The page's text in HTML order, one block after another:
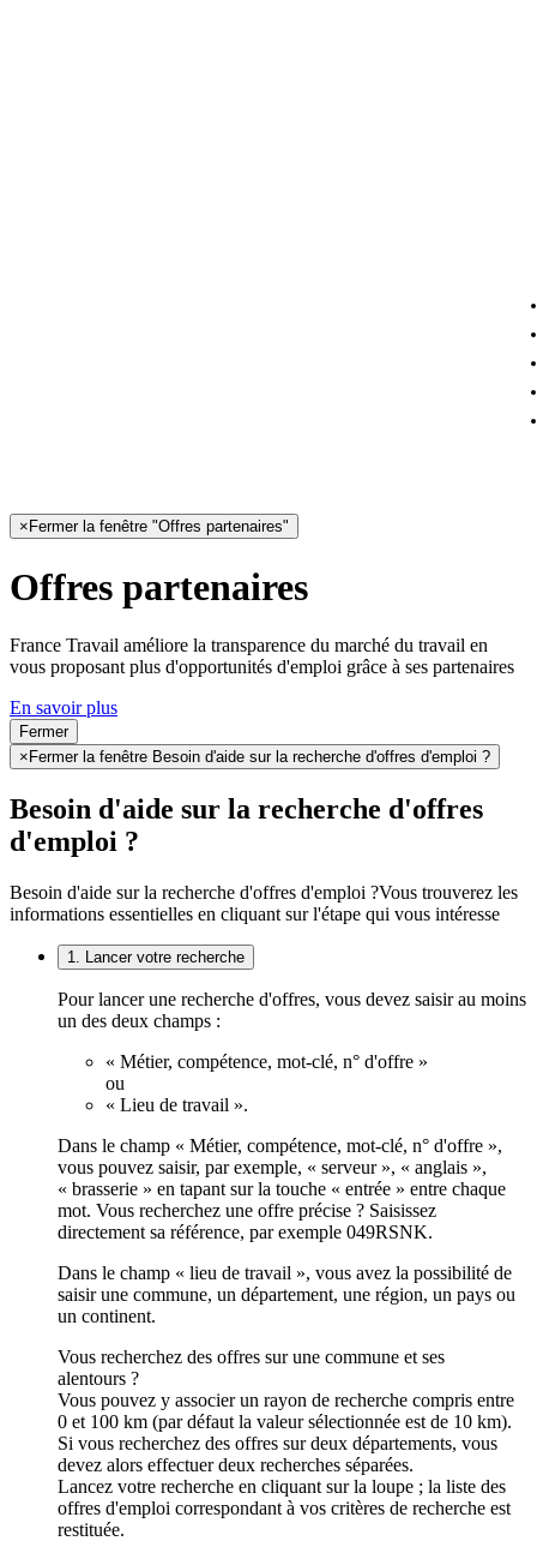
× Fermer la fenêtre "Offres partenaires"
Offres partenaires
France Travail améliore la transparence du marché du travail en
vous proposant plus d'opportunités d'emploi grâce à ses partenaires
En savoir plus
Fermer
× Fermer la fenêtre Besoin d'aide sur la recherche d'offres d'emploi ?
Besoin d'aide sur la recherche d'offres
d'emploi ?
Besoin d'aide sur la recherche d'offres d'emploi ?Vous trouverez les
informations essentielles en cliquant sur l'étape qui vous intéresse
1. Lancer votre recherche
Pour lancer une recherche d'offres, vous devez saisir au moins
un des deux champs :
« Métier, compétence, mot-clé, n° d'offre »
ou
« Lieu de travail ».
Dans le champ « Métier, compétence, mot-clé, n° d'offre »,
vous pouvez saisir, par exemple, « serveur », « anglais »,
« brasserie » en tapant sur la touche « entrée » entre chaque
mot. Vous recherchez une offre précise ? Saisissez
directement sa référence, par exemple 049RSNK.
Dans le champ « lieu de travail », vous avez la possibilité de
saisir une commune, un département, une région, un pays ou
un continent.
Vous recherchez des offres sur une commune et ses
alentours ?
Vous pouvez y associer un rayon de recherche compris entre
0 et 100 km (par défaut la valeur sélectionnée est de 10 km).
Si vous recherchez des offres sur deux départements, vous
devez alors effectuer deux recherches séparées.
Lancez votre recherche en cliquant sur la loupe ; la liste des
offres d'emploi correspondant à vos critères de recherche est
restituée.